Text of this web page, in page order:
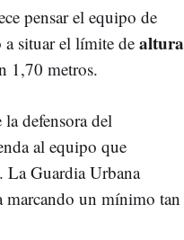
pensar el equipo de
situar el límite dealtura
1,70 metros.
defensora del
al equipo que
La Guardia Urbana
marcando un mínimo tan